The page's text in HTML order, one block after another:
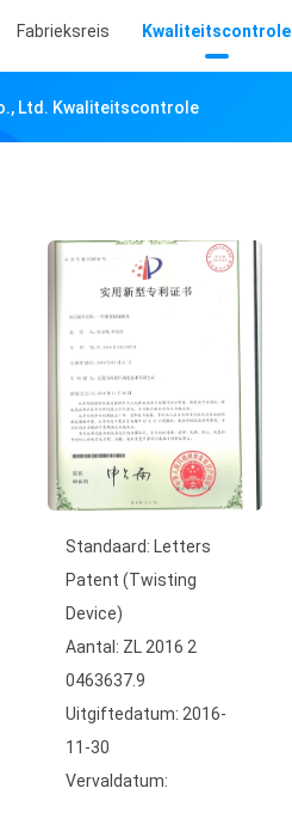
Fabrieksreis Kwaliteitscontrole
Ltd. Kwaliteitscontrole
Standaard: Letters
Patent (Twisting
Device)
Aantal: ZL 2016 2
0463637.9
Uitgiftedatum: 2016-
11-30
Vervaldatum: